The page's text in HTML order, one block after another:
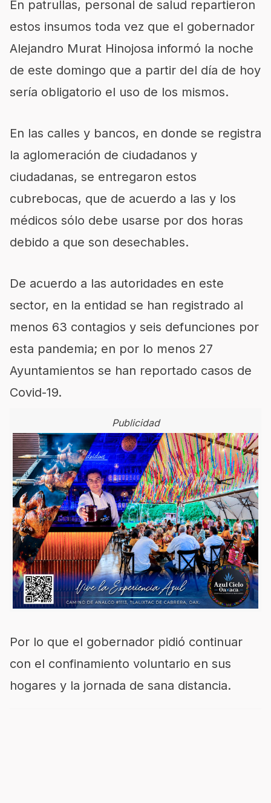
En patrullas, personal de salud repartieron
estos insumos toda vez que el gobernador
Alejandro Murat Hinojosa informó la noche
de este domingo que a partir del día de hoy
sería obligatorio el uso de los mismos.
En las calles y bancos, en donde se registra
la aglomeración de ciudadanos y
ciudadanas, se entregaron estos
cubrebocas, que de acuerdo a las y los
médicos sólo debe usarse por dos horas
debido a que son desechables.
De acuerdo a las autoridades en este
sector, en la entidad se han registrado al
menos 63 contagios y seis defunciones por
esta pandemia; en por lo menos 27
Ayuntamientos se han reportado casos de
Covid-19.
Publicidad
Por lo que el gobernador pidió continuar
con el confinamiento voluntario en sus
hogares y la jornada de sana distancia.